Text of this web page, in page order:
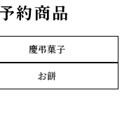
約商品
慶弔菓子
お餅